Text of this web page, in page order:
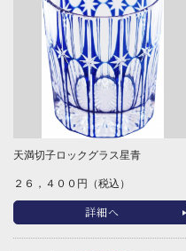
天満切子ロックグラス星青
２６，４００円（税込）
詳細へ